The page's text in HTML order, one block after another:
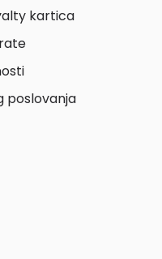
kartica
poslovanja